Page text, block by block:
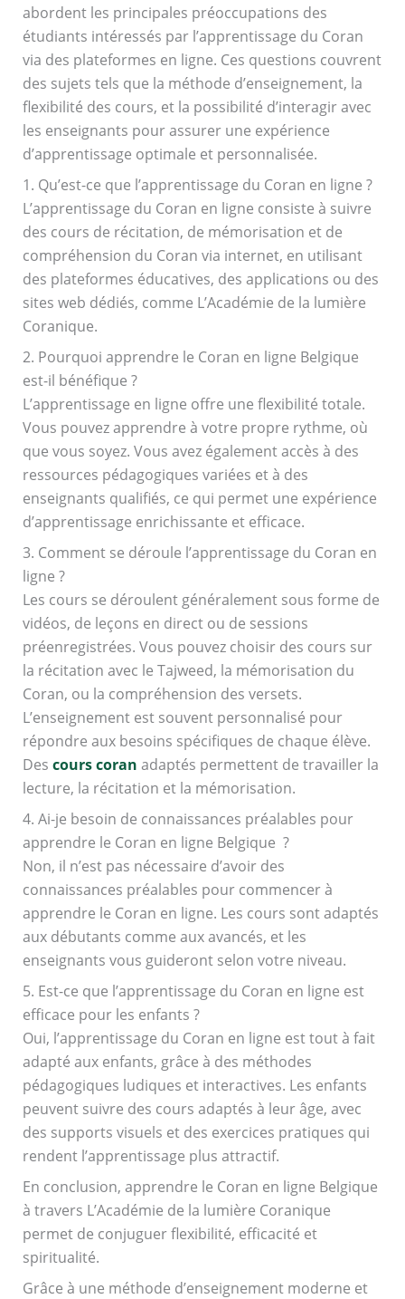
abordent les principales préoccupations des
étudiants intéressés par l’apprentissage du Coran
via des plateformes en ligne. Ces questions couvrent
des sujets tels que la méthode d’enseignement, la
flexibilité des cours, et la possibilité d’interagir avec
les enseignants pour assurer une expérience
d’apprentissage optimale et personnalisée.
1. Qu’est-ce que l’apprentissage du Coran en ligne ?
L’apprentissage du Coran en ligne consiste à suivre
des cours de récitation, de mémorisation et de
compréhension du Coran via internet, en utilisant
des plateformes éducatives, des applications ou des
sites web dédiés, comme L’Académie de la lumière
Coranique.
2. Pourquoi apprendre le Coran en ligne Belgique
est-il bénéfique ?
L’apprentissage en ligne offre une flexibilité totale.
Vous pouvez apprendre à votre propre rythme, où
que vous soyez. Vous avez également accès à des
ressources pédagogiques variées et à des
enseignants qualifiés, ce qui permet une expérience
d’apprentissage enrichissante et efficace.
3. Comment se déroule l’apprentissage du Coran en
ligne ?
Les cours se déroulent généralement sous forme de
vidéos, de leçons en direct ou de sessions
préenregistrées. Vous pouvez choisir des cours sur
la récitation avec le Tajweed, la mémorisation du
Coran, ou la compréhension des versets.
L’enseignement est souvent personnalisé pour
répondre aux besoins spécifiques de chaque élève.
Des cours coran adaptés permettent de travailler la
lecture, la récitation et la mémorisation.
4. Ai-je besoin de connaissances préalables pour
apprendre le Coran en ligne Belgique ?
Non, il n’est pas nécessaire d’avoir des
connaissances préalables pour commencer à
apprendre le Coran en ligne. Les cours sont adaptés
aux débutants comme aux avancés, et les
enseignants vous guideront selon votre niveau.
5. Est-ce que l’apprentissage du Coran en ligne est
efficace pour les enfants ?
Oui, l’apprentissage du Coran en ligne est tout à fait
adapté aux enfants, grâce à des méthodes
pédagogiques ludiques et interactives. Les enfants
peuvent suivre des cours adaptés à leur âge, avec
des supports visuels et des exercices pratiques qui
rendent l’apprentissage plus attractif.
En conclusion, apprendre le Coran en ligne Belgique
à travers L’Académie de la lumière Coranique
permet de conjuguer flexibilité, efficacité et
spiritualité.
Grâce à une méthode d’enseignement moderne et